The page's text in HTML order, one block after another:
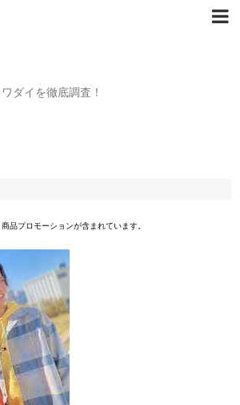
ダイを徹底調査！
品プロモーションが含まれています。